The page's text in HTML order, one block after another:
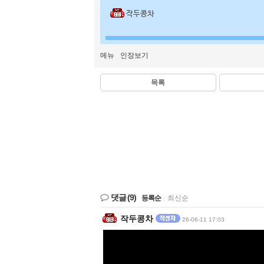
작두콩차
메뉴 인장보기
목록
댓글(9) 등록순 최신순
작두콩차 26-06-11 17:03